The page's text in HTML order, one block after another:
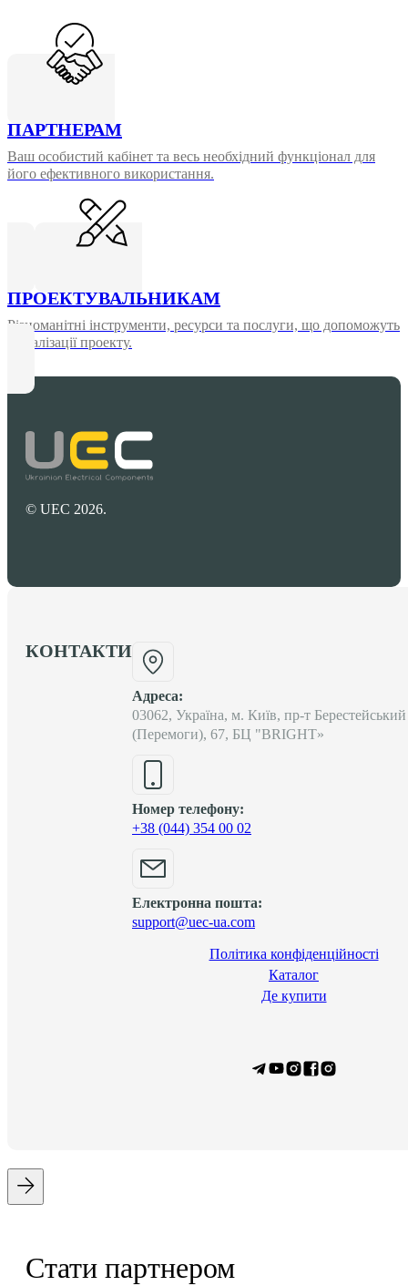
ПАРТНЕРАМ
Ваш особистий кабінет та весь необхідний функціонал для
його ефективного використання.
ПРОЕКТУВАЛЬНИКАМ
Різноманітні інструменти, ресурси та послуги, що допоможуть
у реалізації проекту.
© UEC 2026.
КОНТАКТИ
Адреса:
03062, Україна, м. Київ, пр-т Берестейський
(Перемоги), 67, БЦ "BRIGHT»
Номер телефону:
+38 (044) 354 00 02
Електронна пошта:
support@uec-ua.com
Політика конфіденційності
Каталог
Де купити
Стати партнером